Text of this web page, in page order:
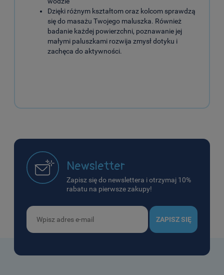
Dzięki różnym kształtom oraz kolcom sprawdzą
się do masażu Twojego maluszka. Również
badanie każdej powierzchni, poznawanie jej
małymi paluszkami rozwija zmysł dotyku i
zachęca do aktywności.
Newsletter
Zapisz się do newslettera i otrzymaj 10%
rabatu na pierwsze zakupy!
ZAPISZ SIĘ